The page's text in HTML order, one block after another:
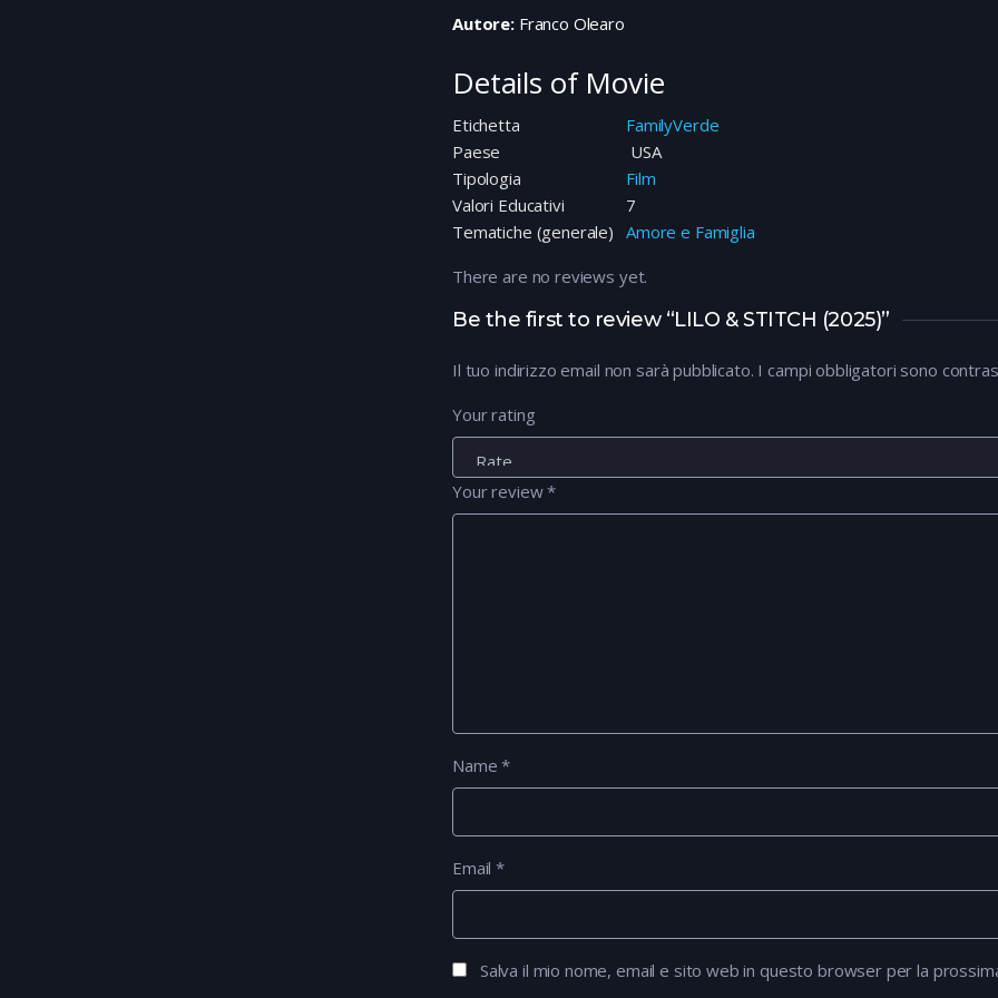
Autore:Franco Olearo
Details of Movie
Etichetta
FamilyVerde
Paese
USA
Tipologia
Film
Valori Educativi
7
Tematiche (generale) Amore e Famiglia
Be the first to review “LILO & STITCH (2025)”
Il tuo indirizzo email non sarà pubblicato. I campi obbligatori sono
Your rating
Your review*
Name*
Email*
Salva il mio nome, email e sito web in questo browser per la
There are no reviews yet.